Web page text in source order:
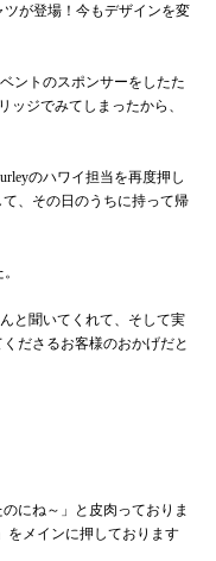
が登場！今もデザインを変
ントのスポンサーをしたた
ジでみてしまったから、
のハワイ担当を再度押し
、その日のうちに持って帰
と聞いてくれて、そして実
ださるお客様のおかげだと
にね～」と皮肉っておりま
メインに押しております